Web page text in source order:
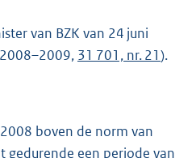
van BZK van 24 juni
31 701, nr. 21).
boven de norm van
gedurende een periode van